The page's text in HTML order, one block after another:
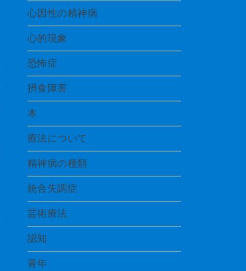
心因性の精神病
心的現象
恐怖症
摂食障害
本
療法について
精神病の種類
統合失調症
芸術療法
認知
青年